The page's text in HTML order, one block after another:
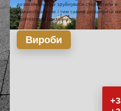
дозволяють нам зруйнувати стереотипи в
камнеобработке і тим самим розширити
архітекторів і дизайнерів.
Вироби